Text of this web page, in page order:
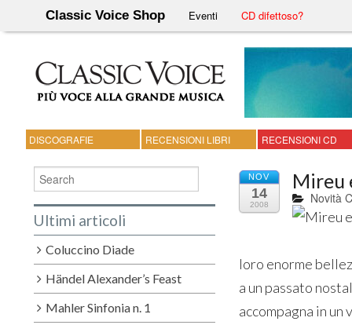
Classic Voice Shop Eventi CD difettoso?
DISCOGRAFIE RECENSIONI LIBRI RECENSIONI CD
NOV
14
2008
Mireu
Novità
loro enorme
a un passato
accompagna in
Ultimi articoli
Coluccino Diade
Händel Alexander’s Feast
Mahler Sinfonia n. 1